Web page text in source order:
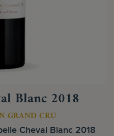
Blanc 2018
GRAND CRU
Cheval Blanc 2018